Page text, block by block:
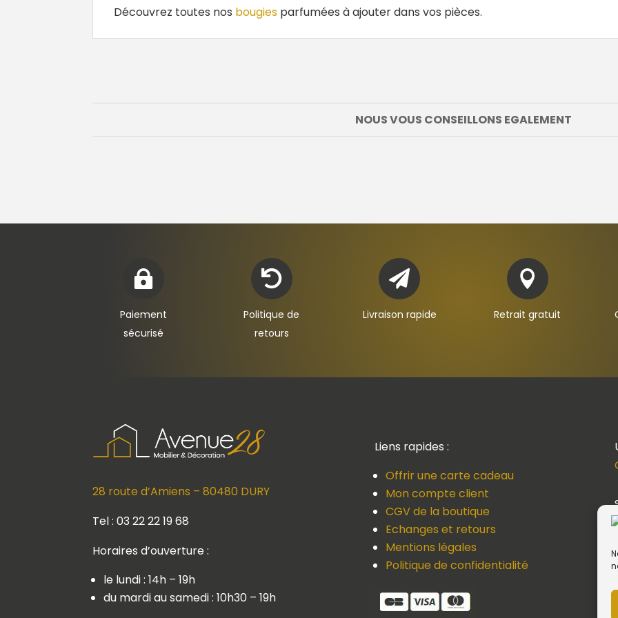
Découvrez toutes nos bougies parfumées à ajouter dans vos pièces.
NOUS VOUS CONSEILLONS EGALEMENT

Paiement
sécurisé

Politique de
retours

Livraison rapide

Retrait gratuit
28 route d’Amiens – 80480 DURY
Tel : 03 22 22 19 68
Horaires d’ouverture :
le lundi : 14h – 19h
du mardi au samedi : 10h30 – 19h
Liens rapides :
Offrir une carte cadeau
Mon compte client
CGV de la boutique
Echanges et retours
Mentions légales
Politique de confidentialité